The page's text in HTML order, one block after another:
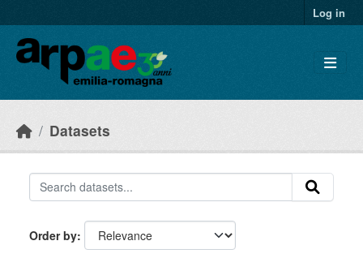
Log in
Datasets
Order by